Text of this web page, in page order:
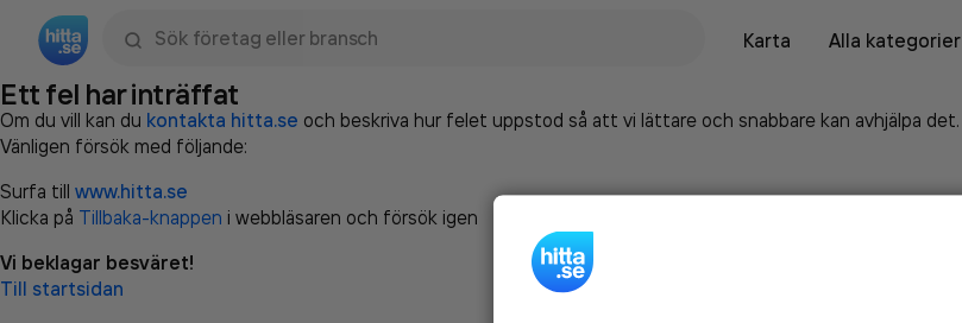
Karta
Alla kategorier
Ett fel har inträffat
Om du vill kan du kontakta hitta.se och beskriva hur felet uppstod så att vi lättare och snabbare kan avhjälpa det.
Vänligen försök med följande:
Surfa till www.hitta.se
Klicka på Tillbaka-knappen i webbläsaren och försök igen
Vi beklagar besväret!
Till startsidan